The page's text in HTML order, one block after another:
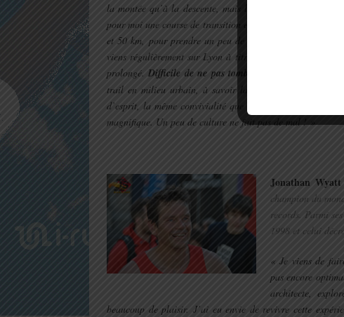
la montée qu’à la descente, mais la beauté et les
pour moi une course de transition entre un début d’année
et 50 km, pour prendre un peu de vitesse, et la suite de
viens régulièrement sur Lyon à titre professionnel, donc
prolongé.Difficile de ne pas tomber amoureuse de cette
trail en milieu urbain, à savoir la découverte de grands
d’esprit, la même convivialité que sur des trails
magnifique. Un peu de culture ne fait pas de mal ! »
Jonathan
champion du
records. Parmi
1998 et celui
« Je viens de
pas encore
architecte,
beaucoup de plaisir. J’ai eu envie de revivre cette